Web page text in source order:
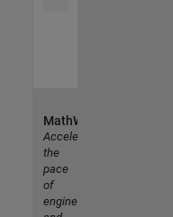
MathWorks
Accelerating
the
pace
of
engineering